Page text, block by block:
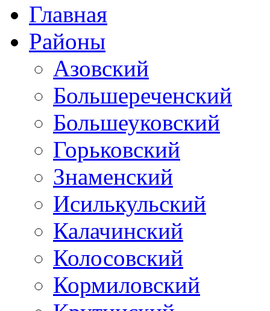
Главная
Районы
Азовский
Большереченский
Большеуковский
Горьковский
Знаменский
Исилькульский
Калачинский
Колосовский
Кормиловский